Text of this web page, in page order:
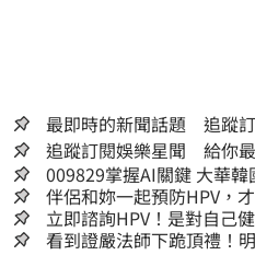
最即時的新聞話題 追蹤
追蹤訂閱娛樂星聞 給你
009829掌握AI關鍵 大華
伴侶和妳一起預防HPV，
立即諮詢HPV！是對自己
嫌晚！
看到證嚴法師下跪頂禮！